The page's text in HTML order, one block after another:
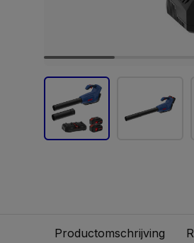
Productomschrijving